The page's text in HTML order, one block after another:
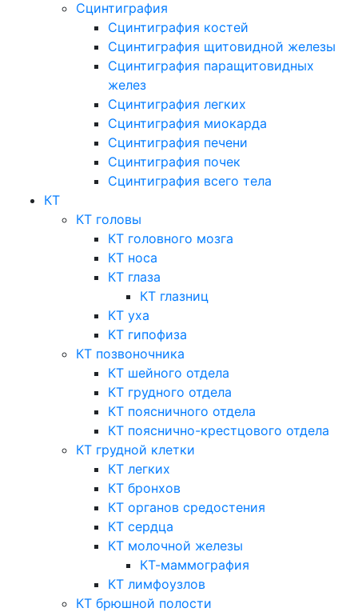
Сцинтиграфия
Сцинтиграфия костей
Сцинтиграфия щитовидной железы
Сцинтиграфия паращитовидных
желез
Сцинтиграфия легких
Сцинтиграфия миокарда
Сцинтиграфия печени
Сцинтиграфия почек
Сцинтиграфия всего тела
КТ
КТ головы
КТ головного мозга
КТ носа
КТ глаза
КТ глазниц
КТ уха
КТ гипофиза
КТ позвоночника
КТ шейного отдела
КТ грудного отдела
КТ поясничного отдела
КТ пояснично-крестцового отдела
КТ грудной клетки
КТ легких
КТ бронхов
КТ органов средостения
КТ сердца
КТ молочной железы
КТ-маммография
КТ лимфоузлов
КТ брюшной полости